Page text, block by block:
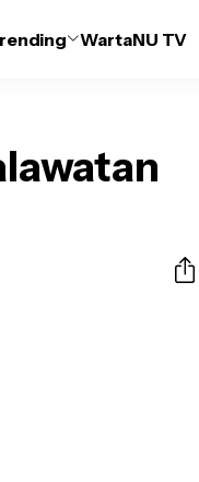
WartaNU TV